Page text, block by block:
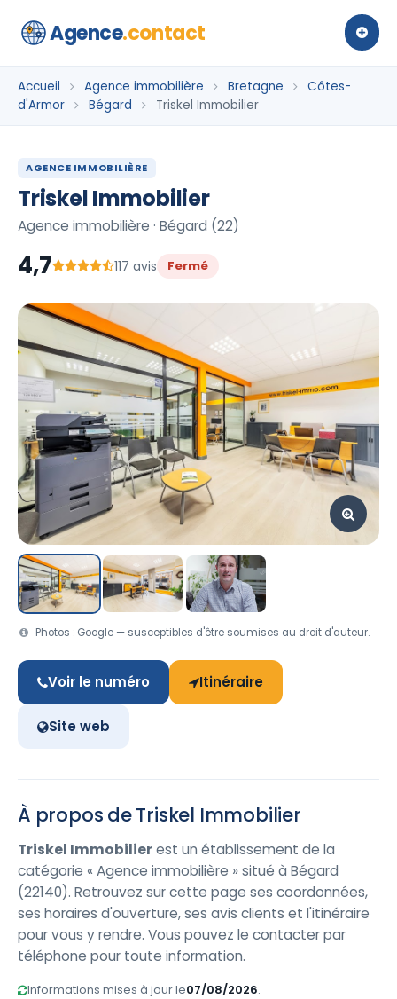
Agence.contact
Accueil Agence immobilière Bretagne
Côtes-
d'Armor
Bégard Triskel Immobilier
AGENCE IMMOBILIÈRE
Triskel Immobilier
Agence immobilière · Bégard (22)
4,7 117 avis Fermé
Photos : Google — susceptibles d'être soumises au droit d'auteur.
Voir le numéro Itinéraire
Site web
À propos de Triskel Immobilier
Triskel Immobilierest un établissement de la
catégorie « Agence immobilière » situé à Bégard
(22140). Retrouvez sur cette page ses coordonnées,
ses horaires d'ouverture, ses avis clients et l'itinéraire
pour vous y rendre. Vous pouvez le contacter par
téléphone pour toute information.
Informations mises à jour le07/08/2026.